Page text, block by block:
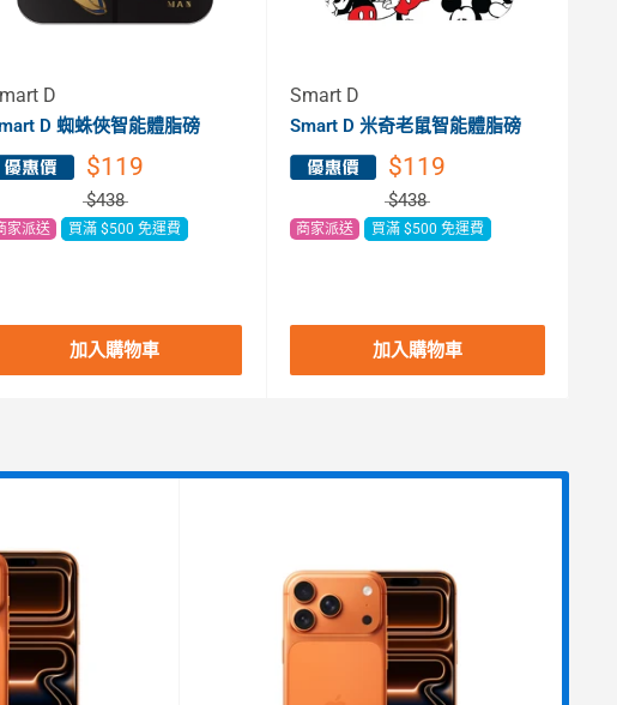
D
D 蜘蛛俠智能體脂磅
$119
$438
家派送 買滿 $500 免運費
加入購物車
Smart D
Smart D 米奇老鼠智能體脂磅
$119
$438
商家派送 買滿 $500 免運費
加入購物車